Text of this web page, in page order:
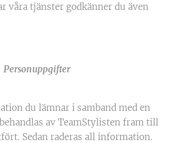
våra tjänster godkänner du även
Personuppgifter
du lämnar i samband med en
av TeamStylisten fram till
Sedan raderas all information.